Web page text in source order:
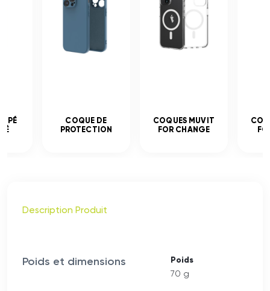
COQUE DE
PROTECTION
COQUES MUVIT
FOR CHANGE
Description Produit
Poids et dimensions Poids
70 g